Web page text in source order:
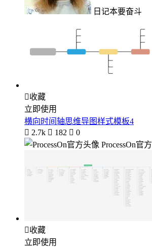
日记本要奋斗
收藏
立即使用
横向时间轴思维导图样式模板4
 2.7k  182  0
ProcessOn官方
收藏
立即使用